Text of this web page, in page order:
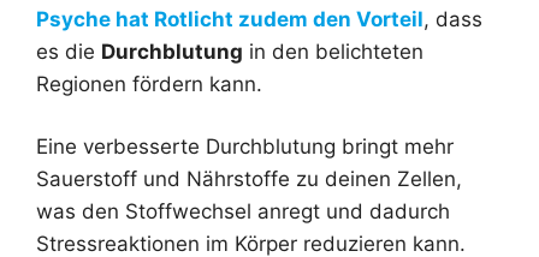
Psyche hat Rotlicht zudem den Vorteil, dass
es die Durchblutung in den belichteten
Regionen fördern kann.
Eine verbesserte Durchblutung bringt mehr
Sauerstoff und Nährstoffe zu deinen Zellen,
was den Stoffwechsel anregt und dadurch
Stressreaktionen im Körper reduzieren kann.